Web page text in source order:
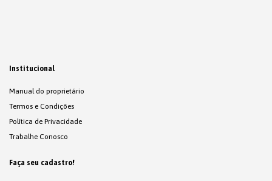
Institucional
Manual do proprietário
Termos e Condições
Política de Privacidade
Trabalhe Conosco
Faça seu cadastro!